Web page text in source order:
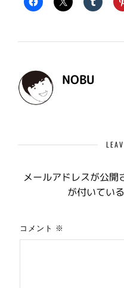
NOBU
メールアドレスが公開
が付いてい
コメント ※